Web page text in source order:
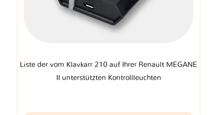
Liste der vom Klavkarr 210 auf Ihrer Renault MEGANE
II unterstützten Kontrollleuchten